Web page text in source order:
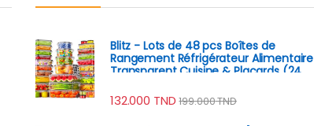
Blitz - Lots de 48 pcs Boîtes de
Rangement Réfrigérateur Alimentaire
Transparent Cuisine & Placards (24
132.000 TND 199.000TND